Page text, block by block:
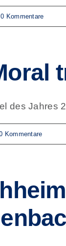
0 Kommentare
des Jahres
Kommentare